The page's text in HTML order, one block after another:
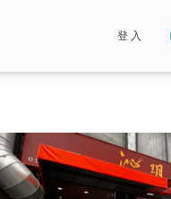
登入